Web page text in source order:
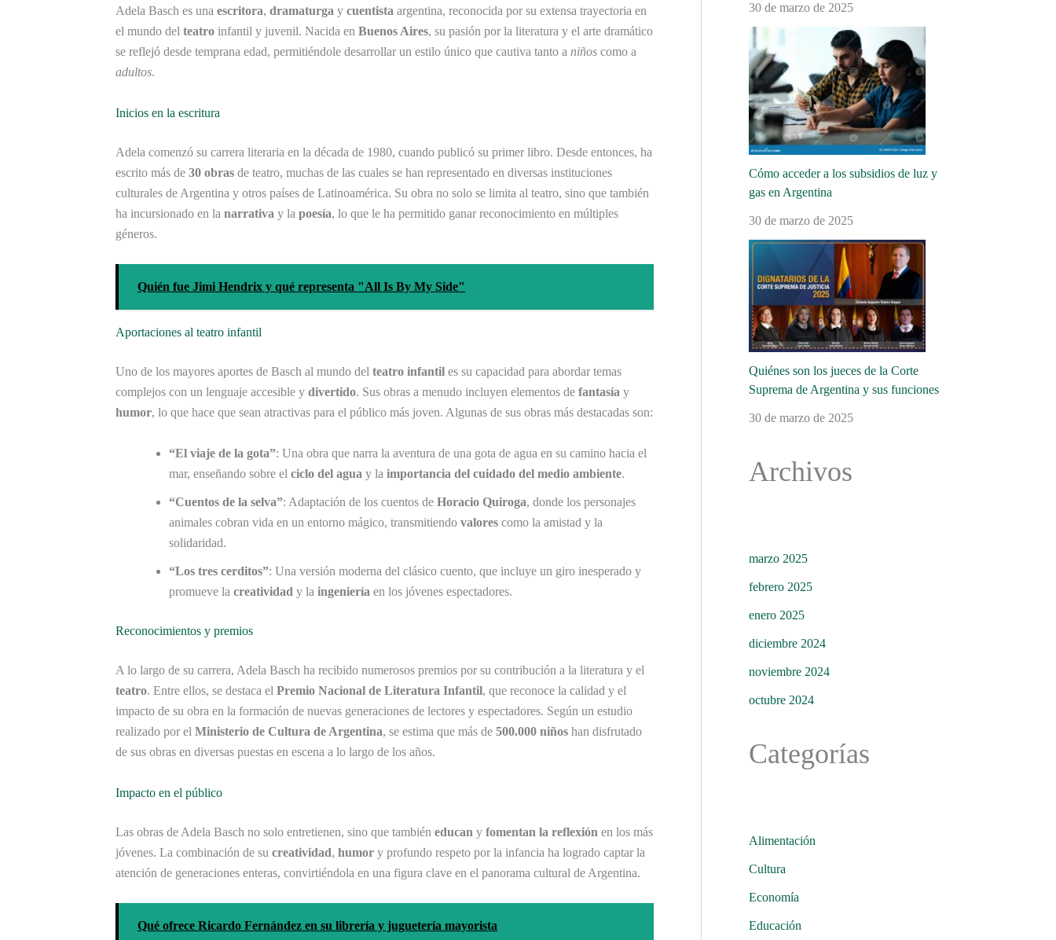
Adela Basch es una escritora, dramaturga y cuentista argentina, reconocida por su extensa trayectoria en
el mundo del teatro infantil y juvenil. Nacida en Buenos Aires, su pasión por la literatura y el arte dramático
se reflejó desde temprana edad, permitiéndole desarrollar un estilo único que cautiva tanto a niños como a
adultos.
Inicios en la escritura
Adela comenzó su carrera literaria en la década de 1980, cuando publicó su primer libro. Desde entonces, ha
escrito más de 30 obras de teatro, muchas de las cuales se han representado en diversas instituciones
culturales de Argentina y otros países de Latinoamérica. Su obra no solo se limita al teatro, sino que también
ha incursionado en la narrativa y la poesía, lo que le ha permitido ganar reconocimiento en múltiples
géneros.
Quién fue Jimi Hendrix y qué representa "All Is By My Side"
Aportaciones al teatro infantil
Uno de los mayores aportes de Basch al mundo del teatro infantil es su capacidad para abordar temas
complejos con un lenguaje accesible y divertido. Sus obras a menudo incluyen elementos de fantasía y
humor, lo que hace que sean atractivas para el público más joven. Algunas de sus obras más destacadas son:
“El viaje de la gota”: Una obra que narra la aventura de una gota de agua en su camino hacia el
mar, enseñando sobre el ciclo del agua y la importancia del cuidado del medio ambiente.
“Cuentos de la selva”: Adaptación de los cuentos de Horacio Quiroga, donde los personajes
animales cobran vida en un entorno mágico, transmitiendo valores como la amistad y la
solidaridad.
“Los tres cerditos”: Una versión moderna del clásico cuento, que incluye un giro inesperado y
promueve la creatividad y la ingeniería en los jóvenes espectadores.
Reconocimientos y premios
A lo largo de su carrera, Adela Basch ha recibido numerosos premios por su contribución a la literatura y el
teatro. Entre ellos, se destaca el Premio Nacional de Literatura Infantil, que reconoce la calidad y el
impacto de su obra en la formación de nuevas generaciones de lectores y espectadores. Según un estudio
realizado por el Ministerio de Cultura de Argentina, se estima que más de 500.000 niños han disfrutado
de sus obras en diversas puestas en escena a lo largo de los años.
Impacto en el público
Las obras de Adela Basch no solo entretienen, sino que también educan y fomentan la reflexión en los más
jóvenes. La combinación de su creatividad, humor y profundo respeto por la infancia ha logrado captar la
atención de generaciones enteras, convirtiéndola en una figura clave en el panorama cultural de Argentina.
Qué ofrece Ricardo Fernández en su librería y juguetería mayorista
30 de marzo de 2025
Cómo acceder a los subsidios de luz y
gas en Argentina
30 de marzo de 2025
Quiénes son los jueces de la Corte
Suprema de Argentina y sus funciones
30 de marzo de 2025
Archivos
marzo 2025
febrero 2025
enero 2025
diciembre 2024
noviembre 2024
octubre 2024
Categorías
Alimentación
Cultura
Economía
Educación